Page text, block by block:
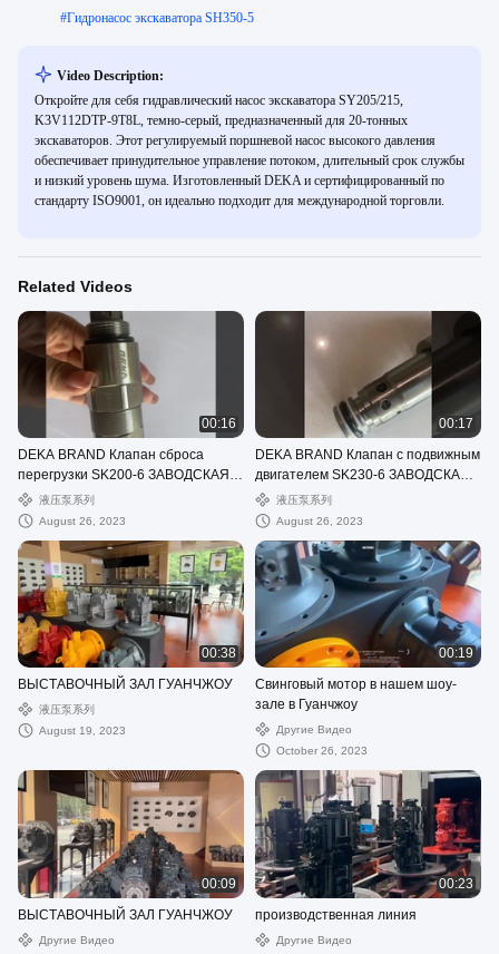
#Гидронасос экскаватора SH350-5
Video Description:
Откройте для себя гидравлический насос экскаватора SY205/215,
K3V112DTP-9T8L, темно-серый, предназначенный для 20-тонных
экскаваторов. Этот регулируемый поршневой насос высокого давления
обеспечивает принудительное управление потоком, длительный срок службы
и низкий уровень шума. Изготовленный DEKA и сертифицированный по
стандарту ISO9001, он идеально подходит для международной торговли.
Related Videos
00:16
DEKA BRAND Клапан сброса
перегрузки SK200-6 ЗАВОДСКАЯ
ЦЕНА液压泵系列
August 26, 2023
00:17
DEKA BRAND Клапан с подвижным
двигателем SK230-6 ЗАВОДСКАЯ
ЦЕНА液压泵系列
August 26, 2023
00:38
ВЫСТАВОЧНЫЙ ЗАЛ ГУАНЧЖОУ
液压泵系列
August 19, 2023
00:19
Свинговый мотор в нашем шоу-
зале в Гуанчжоу
Другие Видео
October 26, 2023
00:09
ВЫСТАВОЧНЫЙ ЗАЛ ГУАНЧЖОУ
Другие Видео
00:23
производственная линия
Другие Видео